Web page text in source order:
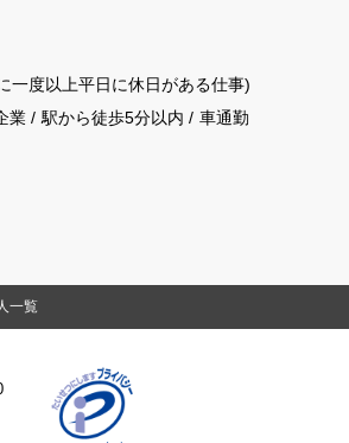
一度以上平日に休日がある仕事)
業 駅から徒歩5分以内
車通勤
一覧